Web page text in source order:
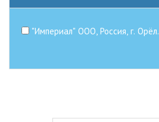
"Империал" ООО, Россия, г. Орёл.